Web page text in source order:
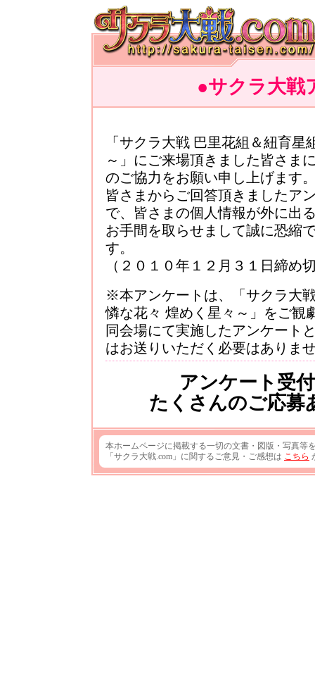
●サクラ大戦
「サクラ大戦 巴里花組＆紐育
～」にご来場頂きました皆さま
のご協力をお願い申し上げます
皆さまからご回答頂きましたア
で、皆さまの個人情報が外に出
お手間を取らせまして誠に恐縮
す。
（２０１０年１２月３１日締め
※本アンケートは、「サクラ大
憐な花々 煌めく星々～」をご観
同会場にて実施したアンケート
はお送りいただく必要はありま
アンケート受
たくさんのご応募
本ホームページに掲載する一切の文書・図版・写真等
「サクラ大戦.com」に関するご意見・ご感想は こちら